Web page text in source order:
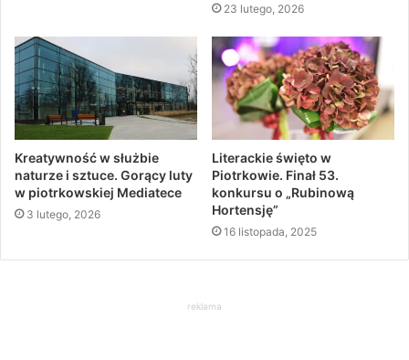
23 lutego, 2026
Kreatywność w służbie
naturze i sztuce. Gorący luty
w piotrkowskiej Mediatece
3 lutego, 2026
Literackie święto w
Piotrkowie. Finał 53.
konkursu o „Rubinową
Hortensję”
16 listopada, 2025
reklama